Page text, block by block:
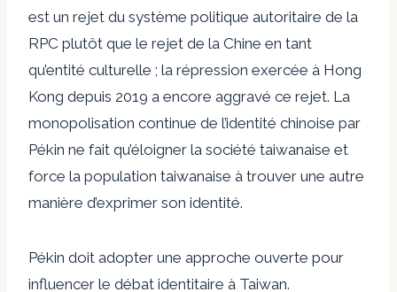
est un rejet du système politique autoritaire de la
RPC plutôt que le rejet de la Chine en tant
qu’entité culturelle ; la répression exercée à Hong
Kong depuis 2019 a encore aggravé ce rejet. La
monopolisation continue de l’identité chinoise par
Pékin ne fait qu’éloigner la société taiwanaise et
force la population taiwanaise à trouver une autre
manière d’exprimer son identité.
Pékin doit adopter une approche ouverte pour
influencer le débat identitaire à Taiwan.